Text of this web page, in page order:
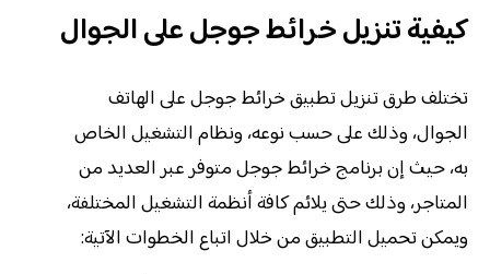
كيفية تنزيل خرائط جوجل على الجوال
تختلف طرق تنزيل تطبيق خرائط جوجل على الهاتف
الجوال، وذلك على حسب نوعه، ونظام التشغيل الخاص
به، حيث إن برنامج خرائط جوجل متوفر عبر العديد من
المتاجر، وذلك حتى يلائم كافة أنظمة التشغيل المختلفة،
ويمكن تحميل التطبيق من خلال اتباع الخطوات الآتية: